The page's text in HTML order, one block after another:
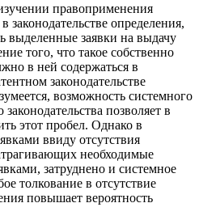
правоприменения
законодательстве определения,
выделенные заявки на выдачу
того, что такое собственно
в ней содержаться в
законодательстве
возможность системного
позволяет в
этот пробел. Однако в
ввиду отсутствия
необходимые
затруднено и системное
толкование в отсутствие
повышает вероятность